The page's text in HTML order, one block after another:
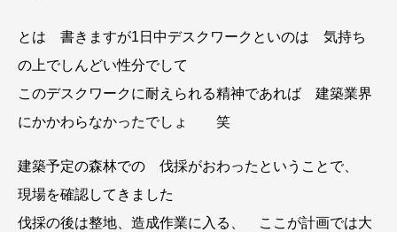
とは 書きますが1日中デスクワークといのは 気持ち
の上でしんどい性分でして
このデスクワークに耐えられる精神であれば 建築業界
にかかわらなかったでしょ 笑
建築予定の森林での 伐採がおわったということで、
現場を確認してきました
伐採の後は整地、造成作業に入る、 ここが計画では大